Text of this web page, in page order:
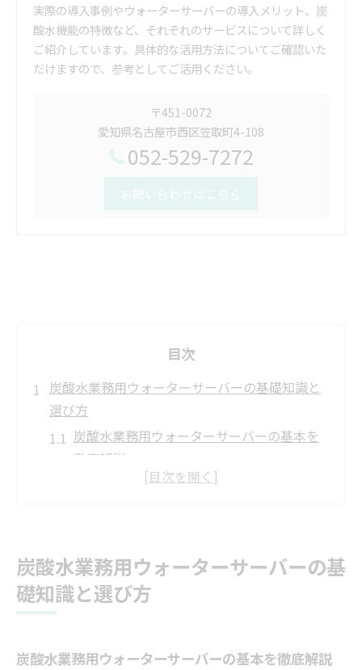
実際の導入事例やウォーターサーバーの導入メリット、炭
酸水機能の特徴など、それぞれのサービスについて詳しく
ご紹介しています。具体的な活用方法についてご確認いた
だけますので、参考としてご活用ください。
〒451-0072
愛知県名古屋市西区笠取町4-108
052-529-7272
お問い合わせはこちら
目次
炭酸水業務用ウォーターサーバーの基礎知識と
選び方
炭酸水業務用ウォーターサーバーの基本を
徹底解説
失敗しない業務用ウォーターサーバー選定
業務用サーバー導入時のポイントまとめ
炭酸水業務用ウォーターサーバーの用途別
活用法
は
炭酸水業務用ウォーターサーバーの基
礎知識と選び方
炭酸水業務用ウォーターサーバーの基本を徹底解説